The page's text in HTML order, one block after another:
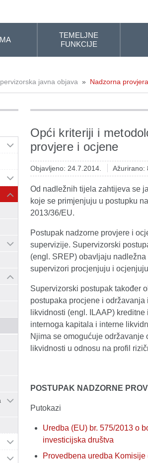
TEMELJNE
FUNKCIJE
javna objava » Nadzorna
Opći kriteriji i
provjere i ocjene
Objavljeno: 24.7.2014. Ažurirano:
Od nadležnih tijela zahtijeva se
koje se primjenjuju u postupku
2013/36/EU.
Postupak nadzorne provjere i
supervizije. Supervizorski
(engl. SREP) obavljaju
supervizori procjenjuju i
Supervizorski postupak također
postupaka procjene i
likvidnosti (engl. ILAAP)
internoga kapitala i interne
Njima se omogućuje
likvidnosti u odnosu na profil
POSTUPAK NADZORNE
Putokazi
Uredba (EU) br. 575/2013 o
investicijska društva
Provedbena uredba